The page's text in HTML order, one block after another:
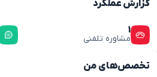
گزارش عملکرد
۱
مشاوره تلفنی
تخصص‌های من